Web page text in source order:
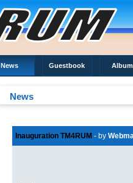
News Guestbook
News
Inauguration TM4RUM - by